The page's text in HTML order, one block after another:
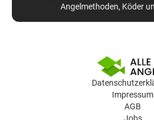
Angelmethoden, Köder
Impressum
AGB
Jobs